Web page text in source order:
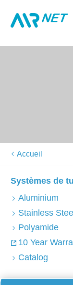
Accueil
Systèmes de
Aluminium
Stainless
Polyamide
10 Year
Catalog